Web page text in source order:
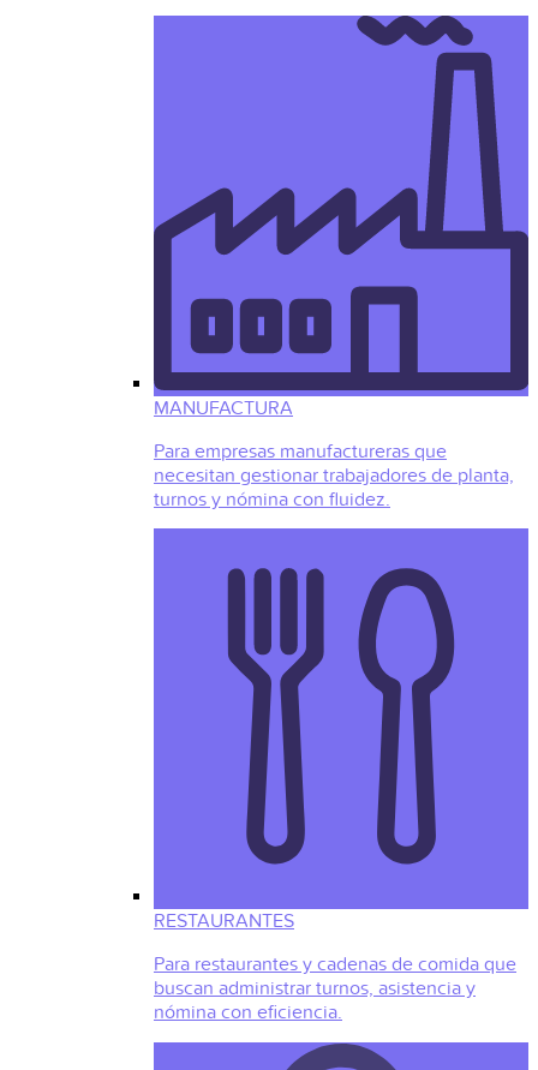
MANUFACTURA
Para empresas manufactureras que
necesitan gestionar trabajadores de planta,
turnos y nómina con fluidez.
RESTAURANTES
Para restaurantes y cadenas de comida que
buscan administrar turnos, asistencia y
nómina con eficiencia.